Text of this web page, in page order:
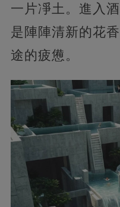
一片凈土。進入
是陣陣清新的花
途的疲憊。